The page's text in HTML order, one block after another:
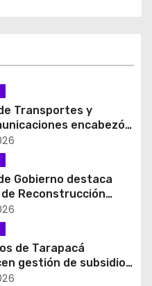
Transportes y
encabezó
de coordinación
de cables en
Iquique
Gobierno destaca
Reconstrucción
impulsará la inversión
en Tarapacá
de Tarapacá
gestión de subsidios
en jornada